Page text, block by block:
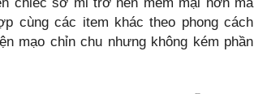
cùng các item khác theo phong cách
mạo chỉn chu nhưng không kém phần